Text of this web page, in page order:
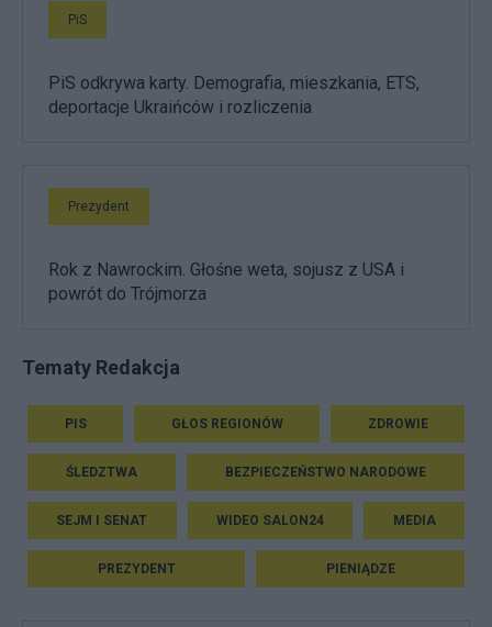
PiS
PiS odkrywa karty. Demografia, mieszkania, ETS,
deportacje Ukraińców i rozliczenia
Prezydent
Rok z Nawrockim. Głośne weta, sojusz z USA i
powrót do Trójmorza
Tematy Redakcja
PIS GŁOS REGIONÓW ZDROWIE
ŚLEDZTWA BEZPIECZEŃSTWO NARODOWE
SEJM I SENAT WIDEO SALON24 MEDIA
PREZYDENT PIENIĄDZE